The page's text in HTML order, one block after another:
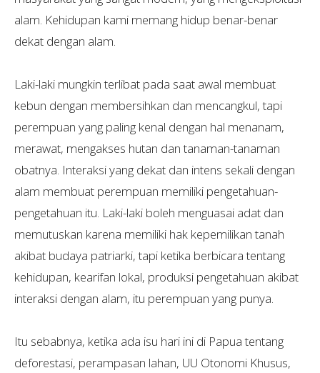
alam. Kehidupan kami memang hidup benar-benar
dekat dengan alam.
Laki-laki mungkin terlibat pada saat awal membuat
kebun dengan membersihkan dan mencangkul, tapi
perempuan yang paling kenal dengan hal menanam,
merawat, mengakses hutan dan tanaman-tanaman
obatnya. Interaksi yang dekat dan intens sekali dengan
alam membuat perempuan memiliki pengetahuan-
pengetahuan itu. Laki-laki boleh menguasai adat dan
memutuskan karena memiliki hak kepemilikan tanah
akibat budaya patriarki, tapi ketika berbicara tentang
kehidupan, kearifan lokal, produksi pengetahuan akibat
interaksi dengan alam, itu perempuan yang punya.
Itu sebabnya, ketika ada isu hari ini di Papua tentang
deforestasi, perampasan lahan, UU Otonomi Khusus,